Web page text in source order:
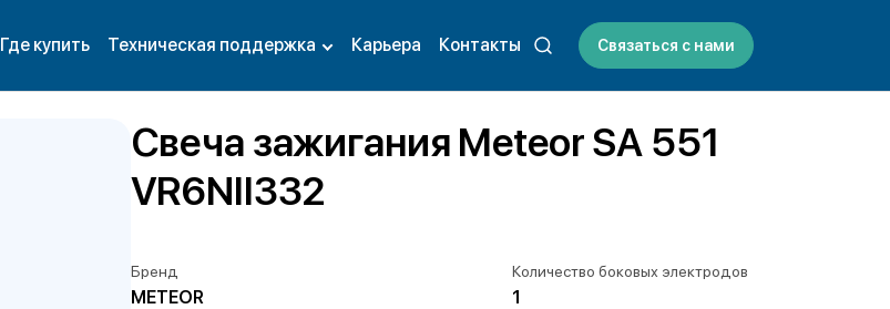
Где купить Техническая поддержка Карьера Контакты Связаться с нами
Свеча зажигания Meteor SA 551
VR6NII332
Бренд
METEOR
Количество боковых электродов
1